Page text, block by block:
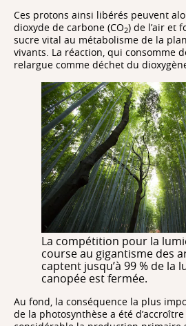
Ces protons ainsi libérés peuvent
dioxyde de carbone (CO2) de l’air et
sucre vital au métabolisme de la
vivants. La réaction, qui consomme
relargue comme déchet du
La compétition pour la
course au gigantisme des
captent jusqu’à 99 % de la
canopée est fermée.
Au fond, la conséquence la plus
de la photosynthèse a été